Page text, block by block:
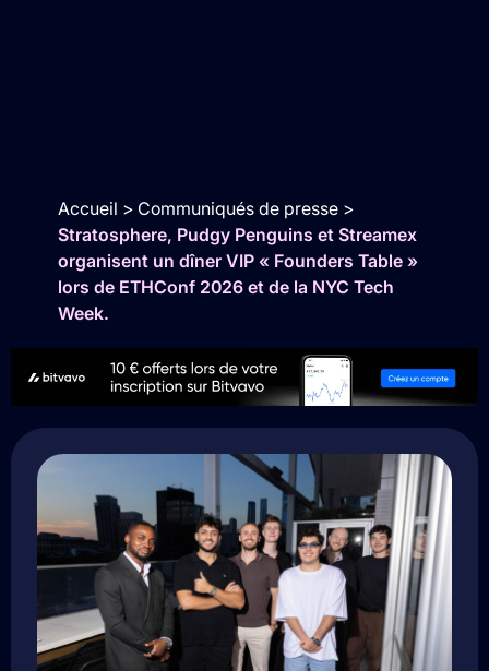
Accueil > Communiqués de presse>
Stratosphere, Pudgy Penguins et Streamex
organisent un dîner VIP « Founders Table »
lors de ETHConf 2026 et de la NYC Tech
Week.